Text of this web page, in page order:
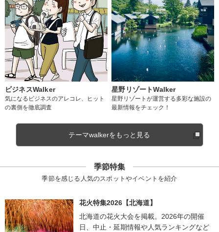
ビジネスWalker
気になるビジネスのアレコレ、ヒット
の裏側を徹底調査
星野リゾートWalker
星野リゾートが運営する多彩な施設の
最新情報をチェック！
テーマwalkerをもっと見る
季節特集
季節を感じる人気のスポットやイベントを紹介
花火特集2026【北海道】
北海道の花火大会を掲載。2026年の開催
日、中止・延期情報や人気ランキングなど